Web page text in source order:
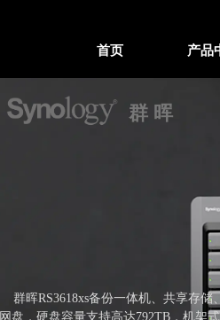
群 晖
群晖RS3618xs备份一体机、共享存储
网盘，硬盘容量支持高达792TB，机架
首页 产品